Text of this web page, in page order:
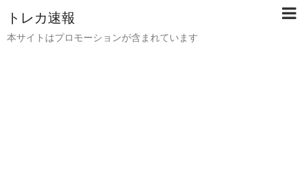
トレカ速報
本サイトはプロモーションが含まれています